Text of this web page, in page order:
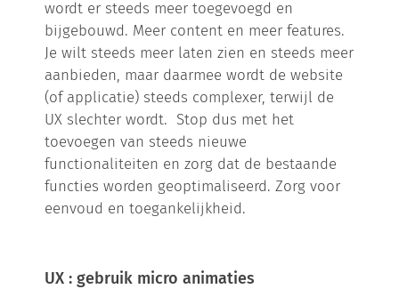
wordt er steeds meer toegevoegd en
bijgebouwd. Meer content en meer features.
Je wilt steeds meer laten zien en steeds meer
aanbieden, maar daarmee wordt de website
(of applicatie) steeds complexer, terwijl de
UX slechter wordt. Stop dus met het
toevoegen van steeds nieuwe
functionaliteiten en zorg dat de bestaande
functies worden geoptimaliseerd. Zorg voor
eenvoud en toegankelijkheid.
UX : gebruik micro animaties